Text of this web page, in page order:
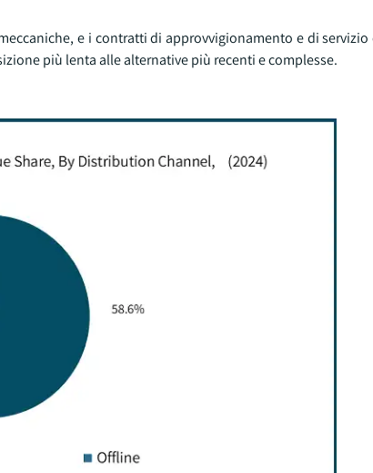
e i contratti di approvvigionamento e di servizio
più lenta alle alternative più recenti e complesse.